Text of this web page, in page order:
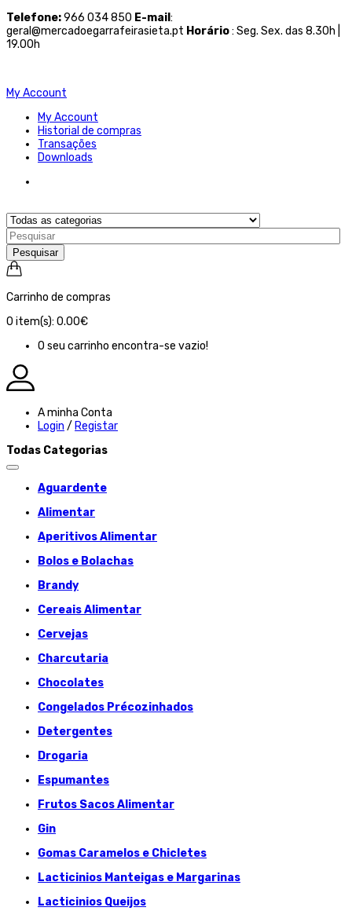
Telefone:966 034 850 E-mail :
geral@mercadoegarrafeirasieta.pt Horário: Seg. Sex. das 8.30h |
19.00h
My Account
My Account
Historial de compras
Transações
Downloads
Pesquisar
Carrinho de compras
0 item(s): 0.00€
O seu carrinho encontra-se vazio!
A minha Conta
Login / Registar
Todas Categorias
Aguardente
Alimentar
Aperitivos Alimentar
Bolos e Bolachas
Brandy
Cereais Alimentar
Cervejas
Charcutaria
Chocolates
Congelados Précozinhados
Detergentes
Drogaria
Espumantes
Frutos Sacos Alimentar
Gin
Gomas Caramelos e Chicletes
Lacticinios Manteigas e Margarinas
Lacticinios Queijos